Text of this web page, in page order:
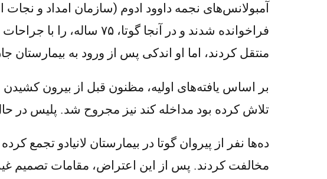
فراخوانده شدند و در آنجا
منتقل کردند، اما او اندکی پس از ورود به بیمارستان
بر اساس یافته‌های اولیه، مظنون قبل از بیرون کشیدن
تلاش کرده بود مداخله کند نیز مجروح شد. پلیس در
ده‌ها نفر از پیروان گوتا در بیمارستان لانیادو تجمع
مخالفت کردند. پس از این اعتراض، مقامات تصمیم